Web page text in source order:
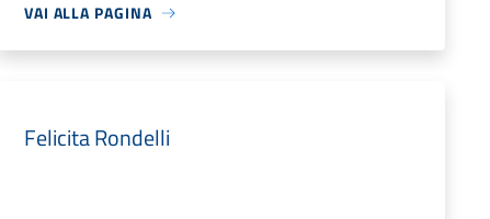
VAI ALLA PAGINA
Felicita Rondelli